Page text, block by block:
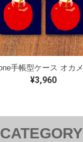
¥3,960
CATEGORY